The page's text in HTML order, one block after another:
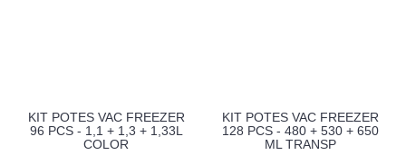
KIT POTES VAC FREEZER
96 PCS - 1,1 + 1,3 + 1,33L
COLOR
KIT POTES VAC FREEZER
128 PCS - 480 + 530 + 650
ML TRANSP